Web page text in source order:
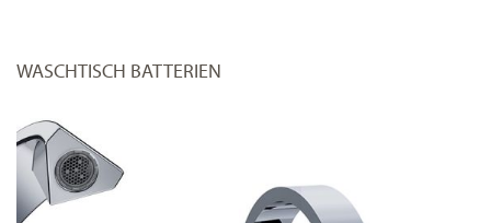
WASCHTISCH BATTERIEN